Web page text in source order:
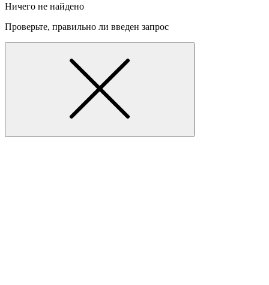
Ничего не найдено
Проверьте, правильно ли введен запрос